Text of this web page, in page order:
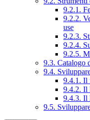
9.2.1.
9.2.2.
use
9.2.3.
9.2.4.
9.2.5.
9.3. Catalogo
9.4.
9.4.1. Il
9.4.2. Il
9.4.3. Il
9.5.